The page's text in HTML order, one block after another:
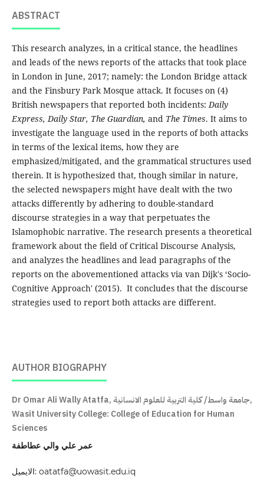
ABSTRACT
This research analyzes, in a critical stance, the headlines
and leads of the news reports of the attacks that took place
in London in June, 2017; namely: the London Bridge attack
and the Finsbury Park Mosque attack. It focuses on (4)
British newspapers that reported both incidents: Daily
Express, Daily Star, The Guardian, and The Times. It aims to
investigate the language used in the reports of both attacks
in terms of the lexical items, how they are
emphasized/mitigated, and the grammatical structures used
therein. It is hypothesized that, though similar in nature,
the selected newspapers might have dealt with the two
attacks differently by adhering to double-standard
discourse strategies in a way that perpetuates the
Islamophobic narrative. The research presents a theoretical
framework about the field of Critical Discourse Analysis,
and analyzes the headlines and lead paragraphs of the
reports on the abovementioned attacks via van Dijk's ‘Socio-
Cognitive Approach' (2015). It concludes that the discourse
strategies used to report both attacks are different.
AUTHOR BIOGRAPHY
Dr Omar Ali Wally Atatfa, جامعة واسط/ كلية التربية للعلوم الانسانية,
Wasit University College: College of Education for Human
Sciences
عمر علي والي عطاطفة
الايميل: oatatfa@uowasit.edu.iq